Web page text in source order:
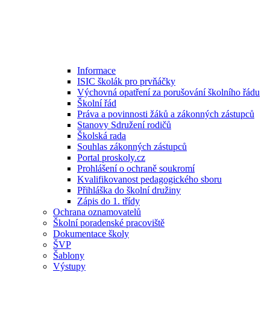
Informace
ISIC školák pro prvňáčky
Výchovná opatření za porušování školního řádu
Školní řád
Práva a povinnosti žáků a zákonných zástupců
Stanovy Sdružení rodičů
Školská rada
Souhlas zákonných zástupců
Portal proskoly.cz
Prohlášení o ochraně soukromí
Kvalifikovanost pedagogického sboru
Přihláška do školní družiny
Zápis do 1. třídy
Ochrana oznamovatelů
Školní poradenské pracoviště
Dokumentace školy
ŠVP
Šablony
Výstupy